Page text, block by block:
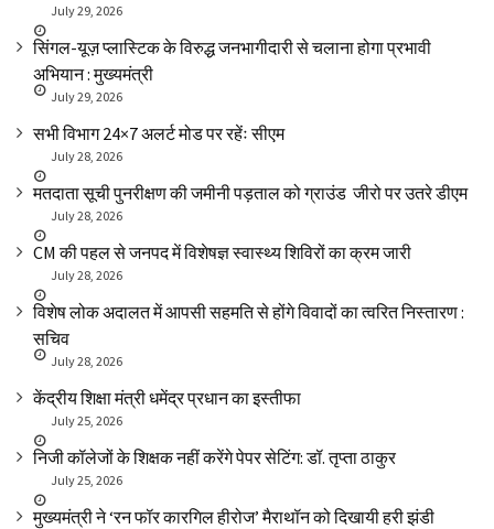
July 29, 2026
सिंगल-यूज़ प्लास्टिक के विरुद्ध जनभागीदारी से चलाना होगा प्रभावी
अभियान : मुख्यमंत्री
July 29, 2026
सभी विभाग 24×7 अलर्ट मोड पर रहेंः सीएम
July 28, 2026
मतदाता सूची पुनरीक्षण की जमीनी पड़ताल को ग्राउंड जीरो पर उतरे डीएम
July 28, 2026
CM की पहल से जनपद में विशेषज्ञ स्वास्थ्य शिविरों का क्रम जारी
July 28, 2026
विशेष लोक अदालत में आपसी सहमति से होंगे विवादों का त्वरित निस्तारण :
सचिव
July 28, 2026
केंद्रीय शिक्षा मंत्री धमेंद्र प्रधान का इस्तीफा
July 25, 2026
निजी कॉलेजों के शिक्षक नहीं करेंगे पेपर सेटिंग: डॉ. तृप्ता ठाकुर
July 25, 2026
मुख्यमंत्री ने ‘रन फॉर कारगिल हीरोज’ मैराथॉन को दिखायी हरी झंडी